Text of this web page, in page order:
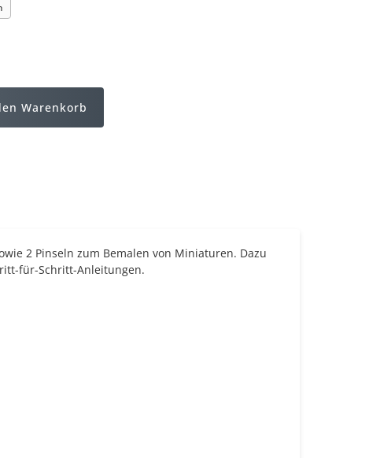
Warenkorb
2 Pinseln zum Bemalen von Miniaturen. Dazu
für-Schritt-Anleitungen.